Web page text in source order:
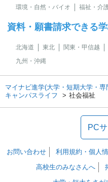
環境・自然・バイオ
福祉・介
資料・願書請求できる
北海道 東北 関東・甲信越
九州・沖縄
マイナビ進学(大学・短期大学・専
キャンパスライフ
社会福祉
PC
お問い合わせ 利用規約・個人
高校生のみなさんへ